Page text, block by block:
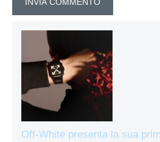
Off-White presenta la sua